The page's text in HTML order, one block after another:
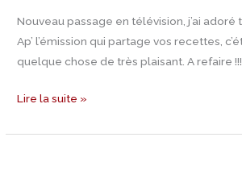
Nouveau passage en télévision, j’ai adoré
Ap’ l’émission qui partage vos recettes,
quelque chose de très plaisant. A refaire !!!
Lire la suite »